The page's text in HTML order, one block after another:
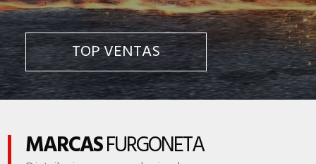
TOP VENTAS
MARCASFURGONETA